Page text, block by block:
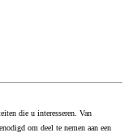
die u interesseren. Van
om deel te nemen aan een